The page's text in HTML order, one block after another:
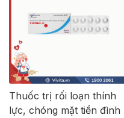
Thuốc trị rối loạn thính
lực, chóng mặt tiền đình